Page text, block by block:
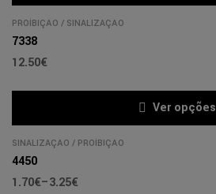
PROÍBIÇÃO / SINALIZAÇÃO
7338
12.50€
Ver opções
SINALIZAÇÃO / PROÍBIÇÃO
4450
1.70€–3.25€